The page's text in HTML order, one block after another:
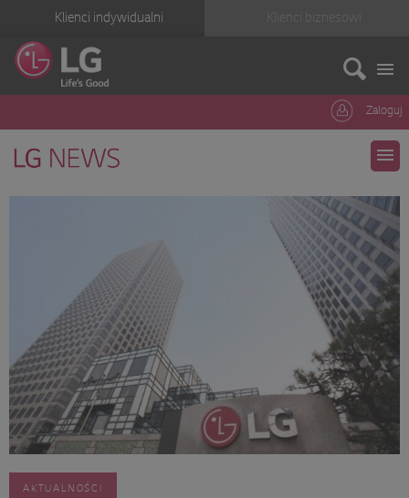
Klienci indywidualni
Zaloguj
AKTUALNOŚCI